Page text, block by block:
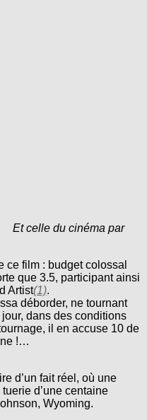
Et celle du cinéma par
ce film : budget colossal
que 3.5, participant ainsi
Artist(1).
déborder, ne tournant
dans des conditions
il en accuse 10 de
!…
d’un fait réel, où une
d’une centaine
Wyoming.